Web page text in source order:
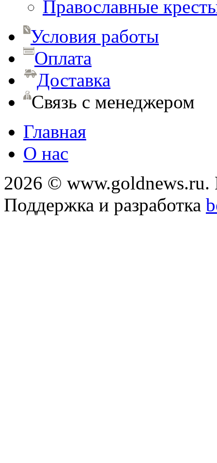
Православные
Условия работы
Оплата
Доставка
Связь с менеджером
Главная
О нас
2026 ©
Поддержка и разработка